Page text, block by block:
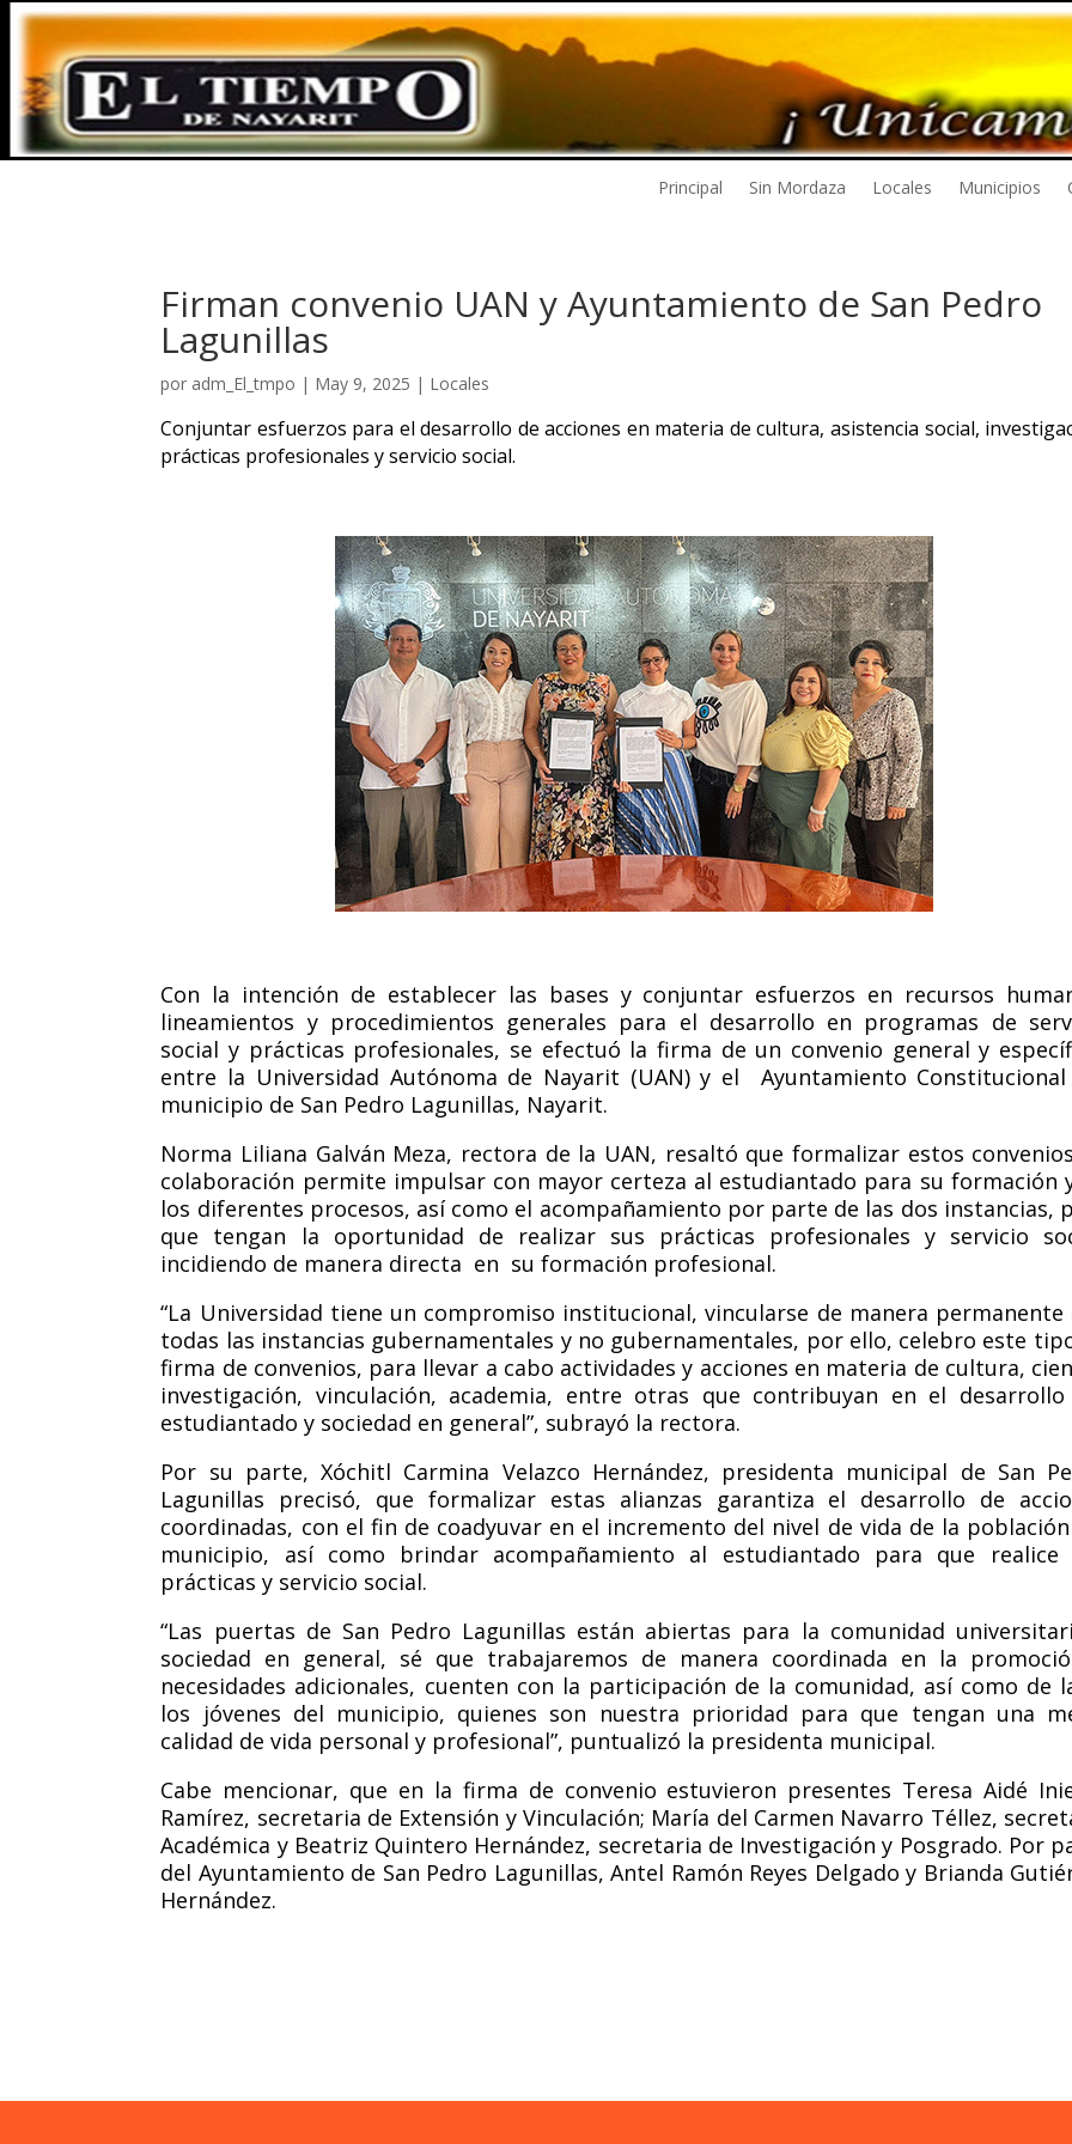
Principal Sin Mordaza Locales Municipios
Firman convenio UAN y Ayuntamiento de San Pedro
Lagunillas
por adm_El_tmpo | May 9, 2025 | Locales
Conjuntar esfuerzos para el desarrollo de acciones en materia de cultura, asistencia social,
prácticas profesionales y servicio social.
Con la intención de establecer las bases y conjuntar esfuerzos en recursos
lineamientos y procedimientos generales para el desarrollo en programas de
social y prácticas profesionales, se efectuó la firma de un convenio general y
entre la Universidad Autónoma de Nayarit (UAN) y el Ayuntamiento
municipio de San Pedro Lagunillas, Nayarit.
Norma Liliana Galván Meza, rectora de la UAN, resaltó que formalizar estos
colaboración permite impulsar con mayor certeza al estudiantado para su formación
los diferentes procesos, así como el acompañamiento por parte de las dos instancias,
que tengan la oportunidad de realizar sus prácticas profesionales y servicio
incidiendo de manera directa en su formación profesional.
“La Universidad tiene un compromiso institucional, vincularse de manera permanente
todas las instancias gubernamentales y no gubernamentales, por ello, celebro este
firma de convenios, para llevar a cabo actividades y acciones en materia de cultura,
investigación, vinculación, academia, entre otras que contribuyan en el desarrollo
estudiantado y sociedad en general”, subrayó la rectora.
Por su parte, Xóchitl Carmina Velazco Hernández, presidenta municipal de San
Lagunillas precisó, que formalizar estas alianzas garantiza el desarrollo de
coordinadas, con el fin de coadyuvar en el incremento del nivel de vida de la
municipio, así como brindar acompañamiento al estudiantado para que realice
prácticas y servicio social.
“Las puertas de San Pedro Lagunillas están abiertas para la comunidad
sociedad en general, sé que trabajaremos de manera coordinada en la
necesidades adicionales, cuenten con la participación de la comunidad, así como de
los jóvenes del municipio, quienes son nuestra prioridad para que tengan una
calidad de vida personal y profesional”, puntualizó la presidenta municipal.
Cabe mencionar, que en la firma de convenio estuvieron presentes Teresa Aidé
Ramírez, secretaria de Extensión y Vinculación; María del Carmen Navarro Téllez,
Académica y Beatriz Quintero Hernández, secretaria de Investigación y Posgrado. Por
del Ayuntamiento de San Pedro Lagunillas, Antel Ramón Reyes Delgado y Brianda
Hernández.